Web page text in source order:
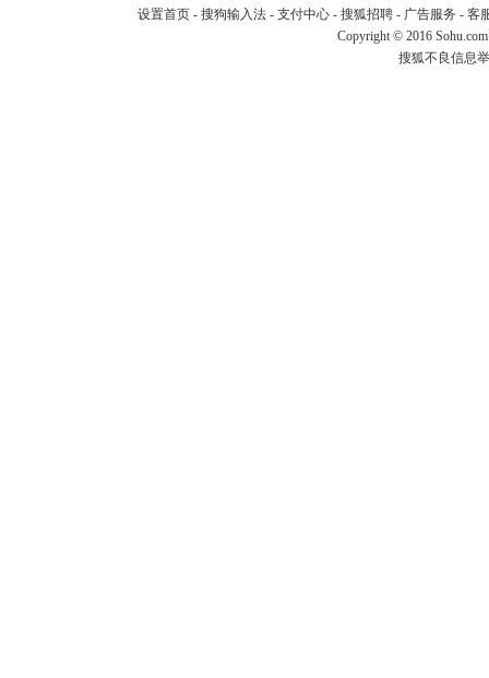
设置首页- 搜狗输入法- 支付中心- 搜狐招聘- 广告服务 - 客
Copyright © 2016
搜狐不良信息